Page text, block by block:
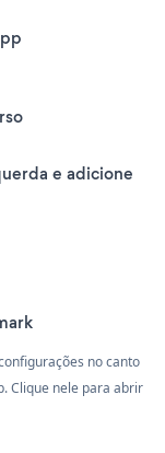
e adicione
no canto
Clique nele para abrir